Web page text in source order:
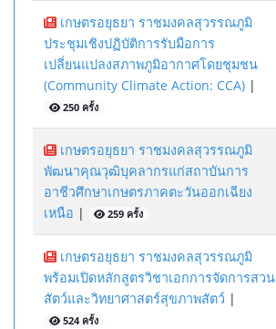
เกษตรอยุธยา ราชมงคลสุวรรณภูมิ
ประชุมเชิงปฏิบัติการรับมือการ
เปลี่ยนแปลงสภาพภูมิอากาศโดยชุมชน
(Community Climate Action: CCA) |
250 ครั้ง
เกษตรอยุธยา ราชมงคลสุวรรณภูมิ
พัฒนาคุณวุฒิบุคลากรแก่สถาบันการ
อาชีวศึกษาเกษตรภาคตะวันออกเฉียง
เหนือ | 259 ครั้ง
เกษตรอยุธยา ราชมงคลสุวรรณภูมิ
พร้อมเปิดหลักสูตรวิชาเอกการจัดการสวน
สัตว์และวิทยาศาสตร์สุขภาพสัตว์ |
524 ครั้ง